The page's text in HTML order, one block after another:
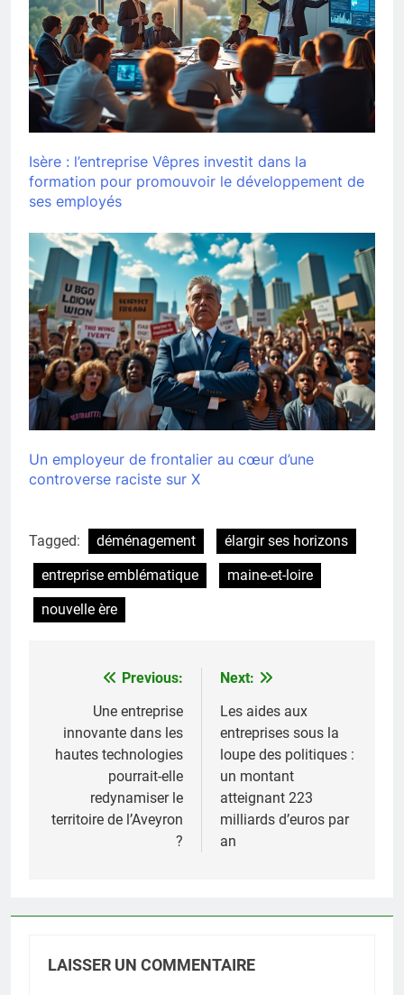
Isère : l’entreprise Vêpres investit dans la
formation pour promouvoir le développement de
ses employés
Un employeur de frontalier au cœur d’une
controverse raciste sur X
Tagged: déménagement
élargir ses horizons
entreprise emblématique
maine-et-loire
nouvelle ère
Navigation
l’article
Previous:
Une entreprise
innovante dans les
hautes technologies
pourrait-elle
redynamiser le
territoire de l’Aveyron
?
Next:
Les aides aux
entreprises sous la
loupe des politiques :
un montant
atteignant 223
milliards d’euros par
an
LAISSER UN COMMENTAIRE